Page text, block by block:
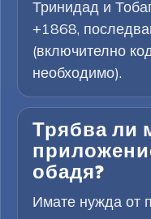
Тринидад и
+1868,
(включително
необходимо).
Трябва ли
обадя?
Имате нужда от